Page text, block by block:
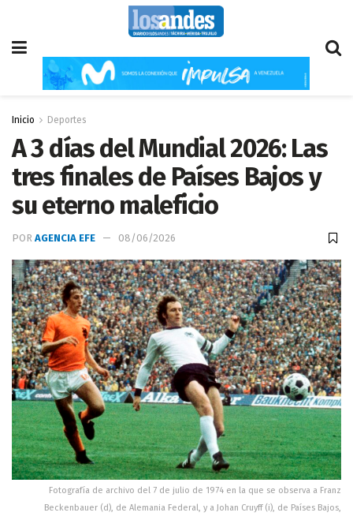
Inicio Deportes
A 3 días del Mundial 2026: Las
tres finales de Países Bajos y
su eterno maleficio
POR AGENCIA EFE 08/06/2026
Fotografía de archivo del 7 de julio de 1974 en la que se observa a Franz
Beckenbauer (d), de Alemania Federal, y a Johan Cruyff (i), de Países Bajos,